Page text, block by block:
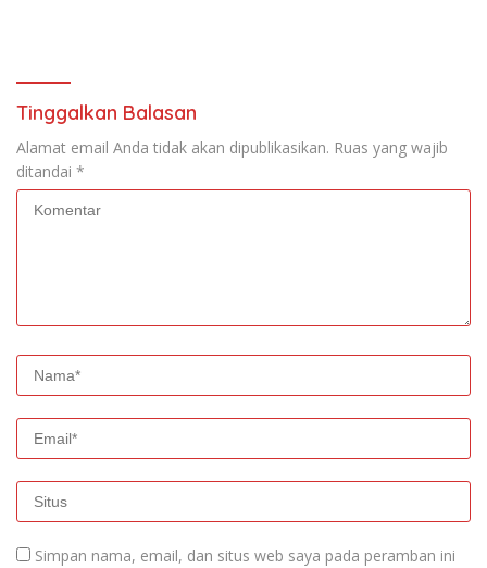
Tinggalkan Balasan
Alamat email Anda tidak akan dipublikasikan. Ruas yang wajib
ditandai *
Simpan nama, email, dan situs web saya pada peramban ini